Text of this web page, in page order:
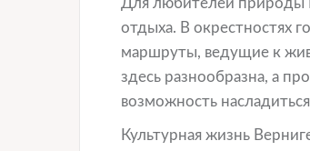
Для любителей природы
отдыха. В окрестностях
маршруты, ведущие к
здесь разнообразна, а
возможность
Культурная жизнь